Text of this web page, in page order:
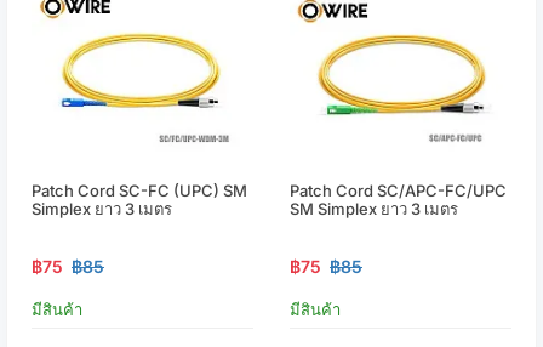
Patch Cord SC-FC (UPC) SM
Simplex ยาว 3 เมตร
฿75 ฿85
มีสินค้า
Patch Cord SC/APC-FC/UPC
SM Simplex ยาว 3 เมตร
฿75 ฿85
มีสินค้า